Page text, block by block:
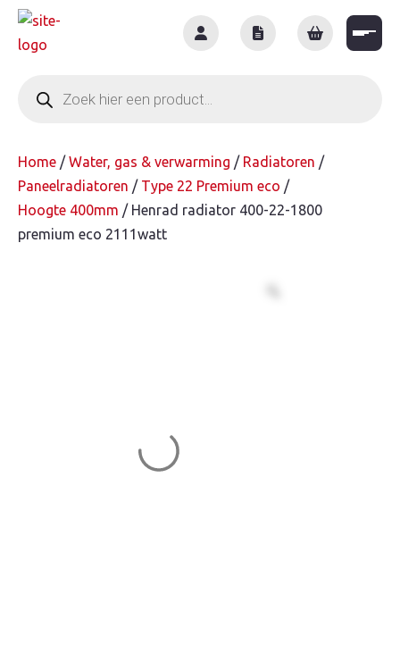
Skip
zoeken
Home /Water, gas & verwarming / Radiatoren /
Paneelradiatoren / Type 22 Premium eco /
Hoogte 400mm / Henrad radiator 400-22-1800
premium eco 2111watt